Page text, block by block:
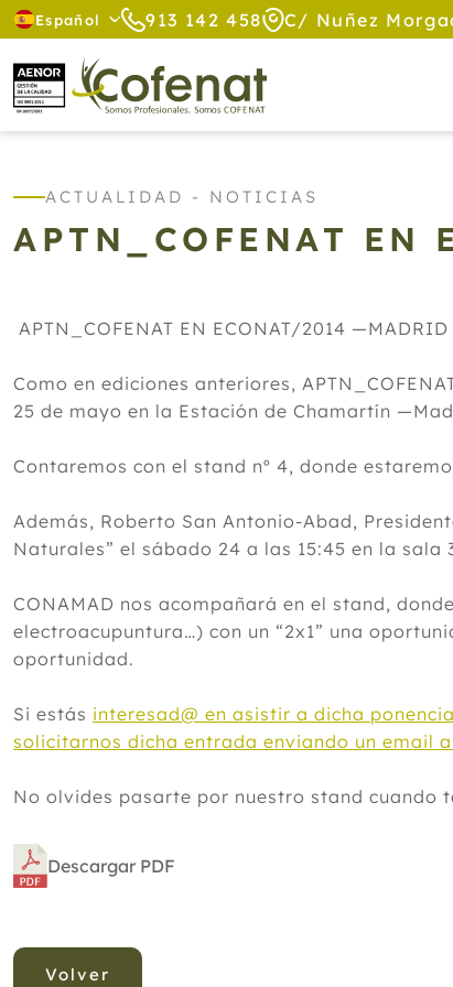
Español 913 142 458 C/ Nuñez
ACTUALIDAD - NOTICIAS
APTN_COFENAT EN
APTN_COFENAT EN ECONAT/2014 —MADRID
Como en ediciones anteriores,
25 de mayo en la Estación de Chamartín
Contaremos con el stand nº 4, donde
Además, Roberto San Antonio-Abad,
Naturales” el sábado 24 a las 15:45 en la sala
CONAMAD nos acompañará en el stand,
electroacupuntura…) con un “2x1” una
oportunidad.
Si estás interesad@ en asistir a dicha
solicitarnos dicha entrada enviando un email
No olvides pasarte por nuestro stand cuando
Descargar PDF
Volver